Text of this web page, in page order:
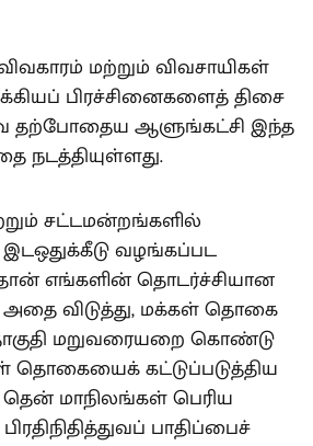
மற்றும் விவசாயிகள்
பிரச்சினைகளைத் திசை
தற்போதைய ஆளுங்கட்சி இந்த
நடத்தியுள்ளது.
சட்டமன்றங்களில்
வழங்கப்பட
எங்களின் தொடர்ச்சியான
விடுத்து, மக்கள் தொகை
மறுவரையறை கொண்டு
தொகையைக் கட்டுப்படுத்திய
மாநிலங்கள் பெரிய
பாதிப்பைச்